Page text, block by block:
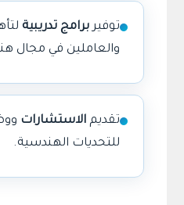
توفيربرامج تدريبية
والعاملين في مجال
تقديمالاستشارات
للتحديات الهندسية.